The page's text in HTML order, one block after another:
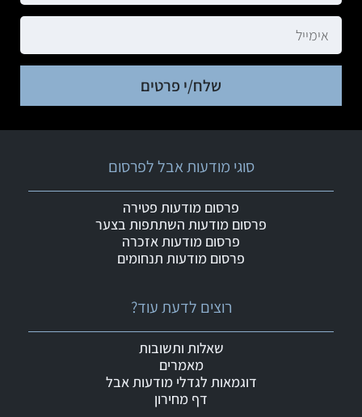
שלח/י פרטים
רוצים לדעת עוד?
שאלות ותשובות
מאמרים
דוגמאות לגדלי מודעות אבל
דף מחירון
סוגי מודעות אבל לפרסום
פרסום מודעות פטירה
פרסום מודעות השתתפות בצער
פרסום מודעות אזכרה
פרסום מודעות תנחומים